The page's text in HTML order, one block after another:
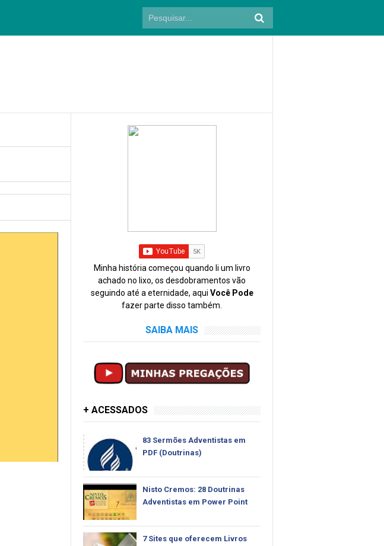
Minha história começou quando li um livro
achado no lixo, os desdobramentos vão
seguindo até a eternidade, aqui Você Pode
fazer parte disso também.
SAIBA MAIS
+ ACESSADOS
83 Sermões Adventistas em
PDF (Doutrinas)
Nisto Cremos: 28 Doutrinas
Adventistas em Power Point
7 Sites que oferecem Livros